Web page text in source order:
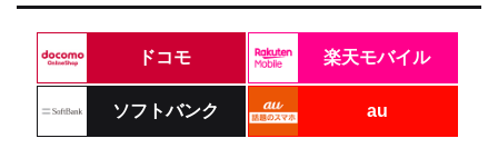
ドコモ 楽天モバイル
ソフトバンク au